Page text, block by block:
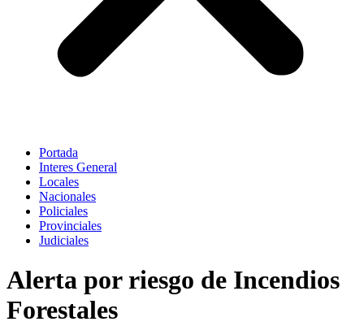
Portada
Interes General
Locales
Nacionales
Policiales
Provinciales
Judiciales
Alerta por riesgo de Incendios
Forestales